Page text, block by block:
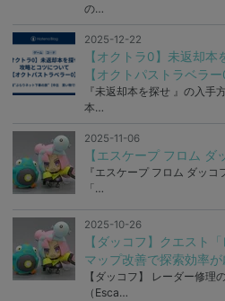
の…
2025-12-22
【オクトラ0】未返却
【オクトパストラベラー
『未返却本を探せ 』の入手
本…
2025-11-06
【エスケープ フロム
『エスケープ フロム ダッ
「…
2025-10-26
【ダッコフ】クエスト
マップ改善で探索効率が
【ダッコフ】 レーダー修理
（Esca…